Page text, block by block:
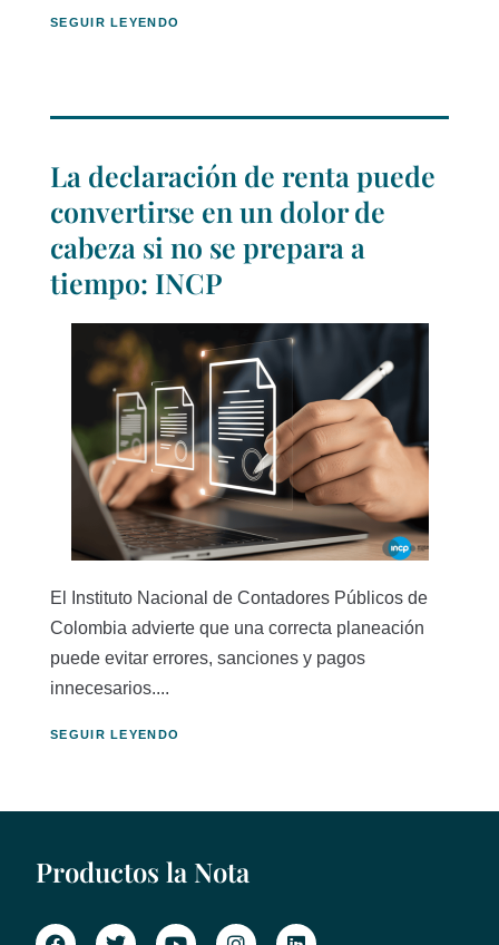
SEGUIR LEYENDO
La declaración de renta puede
convertirse en un dolor de
cabeza si no se prepara a
tiempo: INCP
El Instituto Nacional de Contadores Públicos de
Colombia advierte que una correcta planeación
puede evitar errores, sanciones y pagos
innecesarios....
SEGUIR LEYENDO
Productos la Nota